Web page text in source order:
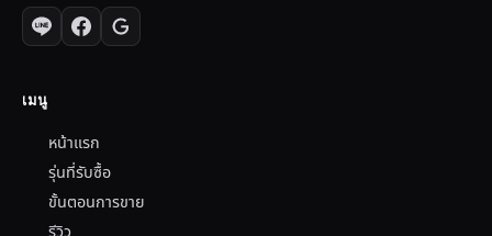
เมนู
หน้าแรก
รุ่นที่รับซื้อ
ขั้นตอนการขาย